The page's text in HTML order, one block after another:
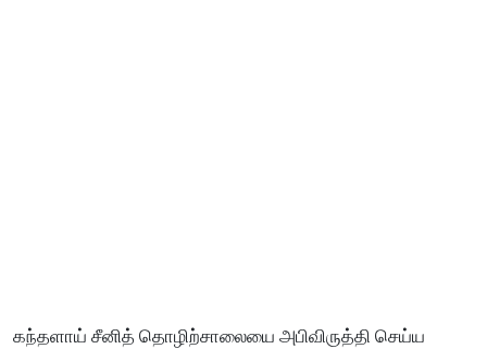
கந்தளாய் சீனித் தொழிற்சாலையை அபிவிருத்தி செய்ய